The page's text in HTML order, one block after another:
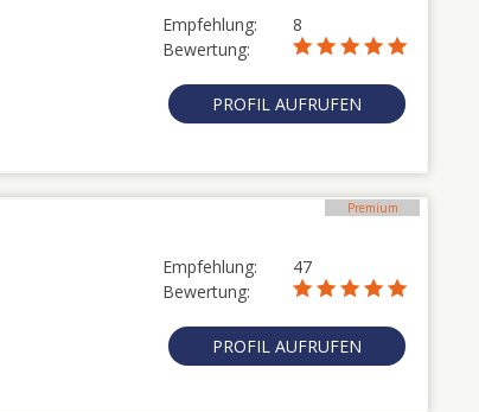
Empfehlung:
8
Bewertung:
PROFIL AUFRUFEN
Premium
Empfehlung:
47
Bewertung:
PROFIL AUFRUFEN